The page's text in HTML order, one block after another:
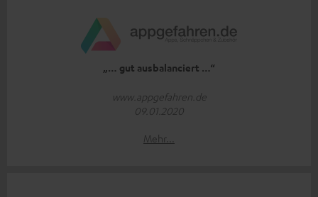
„… gut ausbalanciert …“
www.appgefahren.de
09.01.2020
Mehr...